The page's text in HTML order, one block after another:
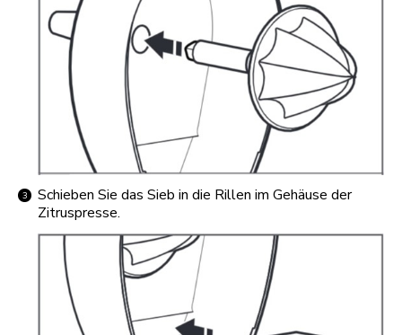
Schieben Sie das Sieb in die Rillen im Gehäuse der
Zitruspresse.